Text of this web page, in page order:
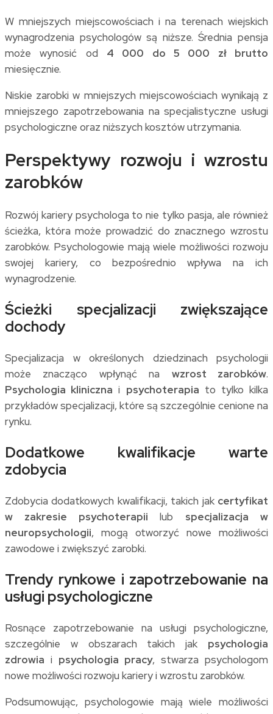
W mniejszych miejscowościach i na terenach wiejskich
wynagrodzenia psychologów są niższe. Średnia pensja
może wynosić od 4 000 do 5 000 zł brutto
miesięcznie.
Niskie zarobki w mniejszych miejscowościach wynikają z
mniejszego zapotrzebowania na specjalistyczne usługi
psychologiczne oraz niższych kosztów utrzymania.
Perspektywy rozwoju i wzrostu
zarobków
Rozwój kariery psychologa to nie tylko pasja, ale również
ścieżka, która może prowadzić do znacznego wzrostu
zarobków. Psychologowie mają wiele możliwości rozwoju
swojej kariery, co bezpośrednio wpływa na ich
wynagrodzenie.
Ścieżki specjalizacji zwiększające
dochody
Specjalizacja w określonych dziedzinach psychologii
może znacząco wpłynąć na wzrost zarobków.
Psychologia kliniczna i psychoterapia to tylko kilka
przykładów specjalizacji, które są szczególnie cenione na
rynku.
Dodatkowe kwalifikacje warte
zdobycia
Zdobycia dodatkowych kwalifikacji, takich jak certyfikat
w zakresie psychoterapii lub specjalizacja w
neuropsychologii, mogą otworzyć nowe możliwości
zawodowe i zwiększyć zarobki.
Trendy rynkowe i zapotrzebowanie na
usługi psychologiczne
Rosnące zapotrzebowanie na usługi psychologiczne,
szczególnie w obszarach takich jak psychologia
zdrowia i psychologia pracy, stwarza psychologom
nowe możliwości rozwoju kariery i wzrostu zarobków.
Podsumowując, psychologowie mają wiele możliwości